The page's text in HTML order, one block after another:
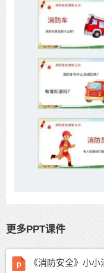
更多PPT课件
《消防安全》小